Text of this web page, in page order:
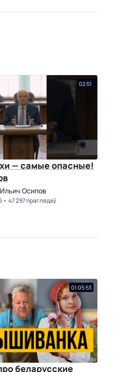
02:51
— самые опасные!
Осипов
47 297 праглядаў
01:05:53
беларусские